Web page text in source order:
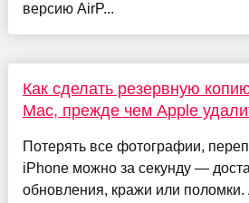
версию AirP...
Как сделать резервную
Mac, прежде чем Apple
Потерять все фотографии,
iPhone можно за секунду —
обновления, кражи или поломки.